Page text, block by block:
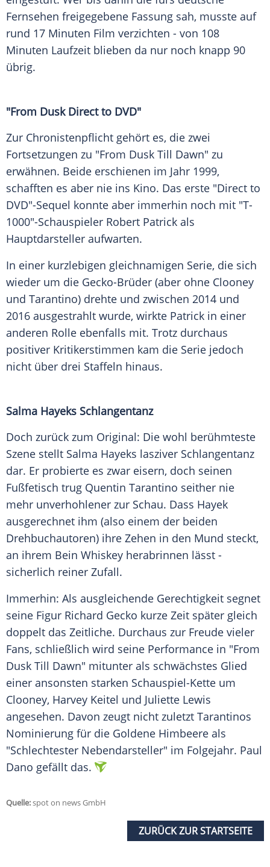
Fernsehen freigegebene Fassung sah, musste auf
rund 17 Minuten Film verzichten - von 108
Minuten Laufzeit blieben da nur noch knapp 90
übrig.
"From Dusk Direct to DVD"
Zur Chronistenpflicht gehört es, die zwei
Fortsetzungen zu "From Dusk Till Dawn" zu
erwähnen. Beide erschienen im Jahr 1999,
schafften es aber nie ins Kino. Das erste "Direct to
DVD"-Sequel konnte aber immerhin noch mit "T-
1000"-Schauspieler Robert Patrick als
Hauptdarsteller aufwarten.
In einer kurzlebigen gleichnamigen Serie, die sich
wieder um die Gecko-Brüder (aber ohne Clooney
und Tarantino) drehte und zwischen 2014 und
2016 ausgestrahlt wurde, wirkte Patrick in einer
anderen Rolle ebenfalls mit. Trotz durchaus
positiver Kritikerstimmen kam die Serie jedoch
nicht über drei Staffeln hinaus.
Salma Hayeks Schlangentanz
Doch zurück zum Original: Die wohl berühmteste
Szene stellt Salma Hayeks lasziver Schlangentanz
dar. Er probierte es zwar eisern, doch seinen
Fußfetisch trug Quentin Tarantino seither nie
mehr unverhohlener zur Schau. Dass Hayek
ausgerechnet ihm (also einem der beiden
Drehbuchautoren) ihre Zehen in den Mund steckt,
an ihrem Bein Whiskey herabrinnen lässt -
sicherlich reiner Zufall.
Immerhin: Als ausgleichende Gerechtigkeit segnet
seine Figur Richard Gecko kurze Zeit später gleich
doppelt das Zeitliche. Durchaus zur Freude vieler
Fans, schließlich wird seine Performance in "From
Dusk Till Dawn" mitunter als schwächstes Glied
einer ansonsten starken Schauspiel-Kette um
Clooney, Harvey Keitel und Juliette Lewis
angesehen. Davon zeugt nicht zuletzt Tarantinos
Nominierung für die Goldene Himbeere als
"Schlechtester Nebendarsteller" im Folgejahr. Paul
Dano gefällt das.
Quelle:spot on news GmbH
ZURÜCK ZUR STARTSEITE